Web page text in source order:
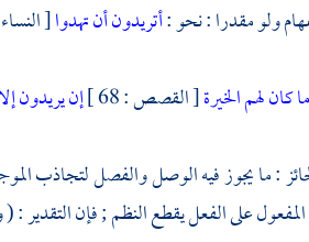
ولو مقدرا : نحو :أتريدون أن تهدوا[ النساء :
ما كان لهم الخيرة[ القصص : 68 ] إن يريدون
على الفعل يقطع النظم ; فإن التقدير :